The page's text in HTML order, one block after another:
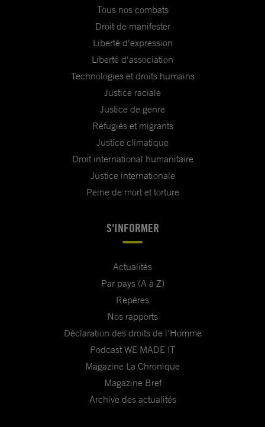
Tous nos combats
Droit de manifester
Liberté d'expression
Liberté d'association
Technologies et droits humains
Justice raciale
Justice de genre
Réfugiés et migrants
Justice climatique
Droit international humanitaire
Justice internationale
Peine de mort et torture
S'INFORMER
Actualités
Par pays (A à Z)
Repères
Nos rapports
Déclaration des droits de l'Homme
Podcast WE MADE IT
Magazine La Chronique
Magazine Bref
Archive des actualités